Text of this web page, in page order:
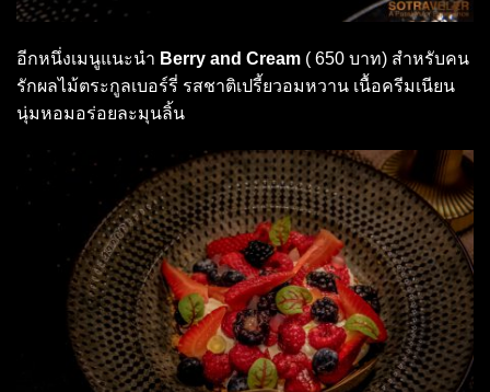
อีกหนึ่งเมนูแนะนำ Berry and Cream ( 650 บาท) สำหรับคน
รักผลไม้ตระกูลเบอร์รี่ รสชาติเปรี้ยวอมหวาน เนื้อครีมเนียน
นุ่มหอมอร่อยละมุนลิ้น